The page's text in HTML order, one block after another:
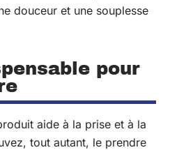
douceur et une souplesse
pour
aide à la prise et à la
tout autant, le prendre